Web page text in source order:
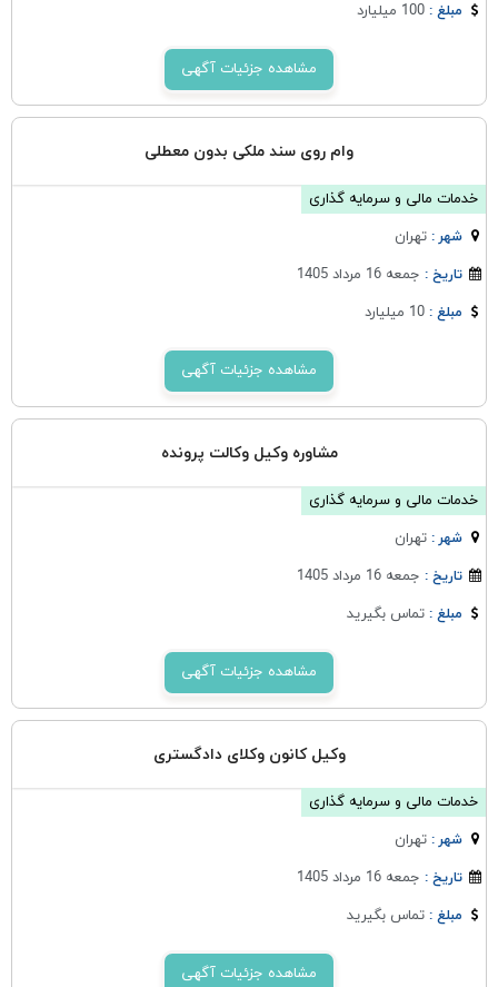
مبلغ :100 میلیارد
مشاهده جزئیات آگهی
وام روی سند ملکی بدون معطلی
خدمات مالی و سرمایه گذاری
شهر :تهران
تاریخ : جمعه 16 مرداد 1405
مبلغ :10 میلیارد
مشاهده جزئیات آگهی
مشاوره وکیل وکالت پرونده
خدمات مالی و سرمایه گذاری
شهر :تهران
تاریخ : جمعه 16 مرداد 1405
مبلغ :تماس بگیرید
مشاهده جزئیات آگهی
وکیل کانون وکلای دادگستری
خدمات مالی و سرمایه گذاری
شهر :تهران
تاریخ : جمعه 16 مرداد 1405
مبلغ :تماس بگیرید
مشاهده جزئیات آگهی